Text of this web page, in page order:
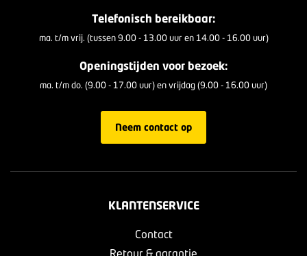
Telefonisch bereikbaar:
ma. t/m vrij. (tussen 9.00 - 13.00 uur en 14.00 - 16.00 uur)
Openingstijden voor bezoek:
ma. t/m do. (9.00 - 17.00 uur) en vrijdag (9.00 - 16.00 uur)
Neem contact op
KLANTENSERVICE
Contact
Retour & garantie